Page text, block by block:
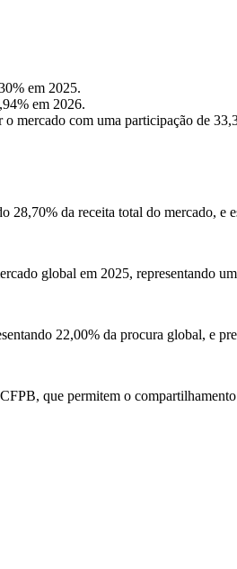
em 2025.
em 2026.
mercado com uma participação de
da receita total do mercado, e
global em 2025, representando
22,00% da procura global, e
que permitem o